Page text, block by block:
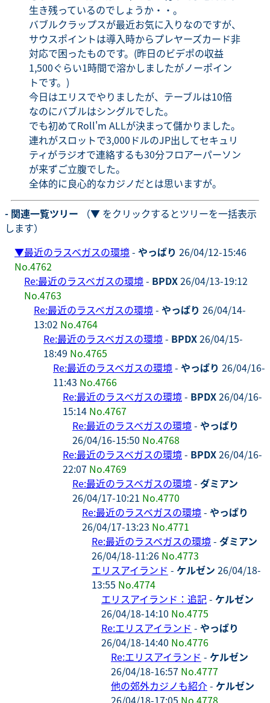
生き残っているのでしょうか・・。
バブルクラップスが最近お気に入りなのですが、
サウスポイントは導入時からプレヤーズカード非
対応で困ったものです。(昨日のビデポの収益
1,500ぐらい1時間で溶かしましたがノーポイン
トです。)
今日はエリスでやりましたが、テーブルは10倍
なのにバブルはシングルでした。
でも初めてRoll'm ALLが決まって儲かりました。
連れがスロットで3,000ドルのJP出してセキュリ
ティがラジオで連絡するも30分フロアーパーソン
が来ずご立腹でした。
全体的に良心的なカジノだとは思いますが。
- 関連一覧ツリー （▼ をクリックするとツリーを一括表示
します）
▼最近のラスベガスの環境- やっぱり 26/04/12-15:46
No.4762
Re:最近のラスベガスの環境- BPDX26/04/13-19:12
No.4763
Re:最近のラスベガスの環境- やっぱり 26/04/14-
13:02 No.4764
Re:最近のラスベガスの環境- BPDX26/04/15-
18:49 No.4765
Re:最近のラスベガスの環境- やっぱり 26/04/16-
11:43 No.4766
Re:最近のラスベガスの環境- BPDX26/04/16-
15:14 No.4767
Re:最近のラスベガスの環境- やっぱり
26/04/16-15:50 No.4768
Re:最近のラスベガスの環境- BPDX26/04/16-
22:07 No.4769
Re:最近のラスベガスの環境- ダミアン
26/04/17-10:21 No.4770
Re:最近のラスベガスの環境- やっぱり
26/04/17-13:23 No.4771
Re:最近のラスベガスの環境- ダミアン
26/04/18-11:26 No.4773
エリスアイランド - ケルゼン 26/04/18-
13:55 No.4774
エリスアイランド：追記- ケルゼン
26/04/18-14:10 No.4775
Re:エリスアイランド - やっぱり
26/04/18-14:40 No.4776
Re:エリスアイランド - ケルゼン
26/04/18-16:57 No.4777
他の郊外カジノも紹介- ケルゼン
26/04/18-17:05 No.4778